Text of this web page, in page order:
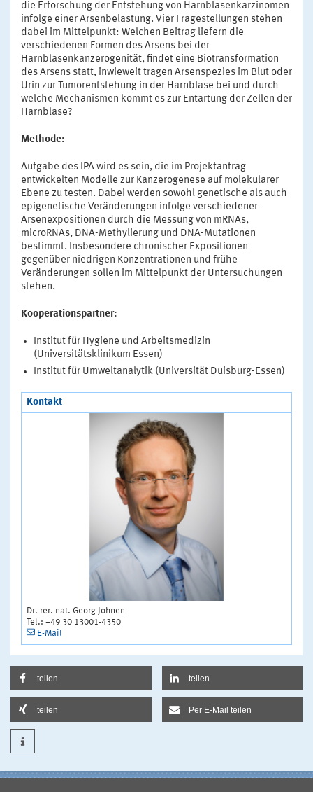
die Erforschung der Entstehung von Harnblasenkarzinomen
infolge einer Arsenbelastung. Vier Fragestellungen stehen
dabei im Mittelpunkt: Welchen Beitrag liefern die
verschiedenen Formen des Arsens bei der
Harnblasenkanzerogenität, findet eine Biotransformation
des Arsens statt, inwieweit tragen Arsenspezies im Blut oder
Urin zur Tumorentstehung in der Harnblase bei und durch
welche Mechanismen kommt es zur Entartung der Zellen der
Harnblase?
Methode:
Aufgabe des IPA wird es sein, die im Projektantrag
entwickelten Modelle zur Kanzerogenese auf molekularer
Ebene zu testen. Dabei werden sowohl genetische als auch
epigenetische Veränderungen infolge verschiedener
Arsenexpositionen durch die Messung von mRNAs,
microRNAs, DNA-Methylierung und DNA-Mutationen
bestimmt. Insbesondere chronischer Expositionen
gegenüber niedrigen Konzentrationen und frühe
Veränderungen sollen im Mittelpunkt der Untersuchungen
stehen.
Kooperationspartner:
Institut für Hygiene und Arbeitsmedizin
(Universitätsklinikum Essen)
Institut für Umweltanalytik (Universität Duisburg-Essen)
Kontakt
Dr. rer. nat. Georg Johnen
Tel.: +49 30 13001-4350
E-Mail
teilen teilen
teilen Per E-Mail teilen